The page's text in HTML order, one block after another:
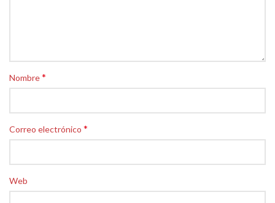
Nombre*
Correo electrónico *
Web